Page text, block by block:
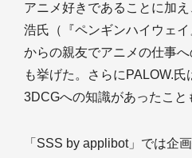
アニメ好きであることに加
浩氏（『ペンギンハイウェ
からの親友でアニメの仕事
も挙げた。さらにPALOW.
3DCGへの知識があったこと
「SSS by applibot」では企